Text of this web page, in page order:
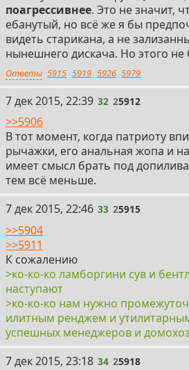
поагрессивнее. Это не значит,
ебанутый, но всё же я бы
видеть старикана, а не
нынешнего дискача. Но этого не
Ответы 5915 5919 5926 5979
32
7 дек 2015, 22:39 32 25912
>>5906
В тот момент, когда патриоту
рычажки, его анальная жопа и
имеет смысл брать под
тем всё меньше.
33
7 дек 2015, 22:46 33 25915
>>5904
>>5911
К сожалению
>ко-ко-ко ламборгини сув и
наступают
>ко-ко-ко нам нужно
илитным ренджем и
успешных менеджеров и
34
7 дек 2015, 23:18 34 25918